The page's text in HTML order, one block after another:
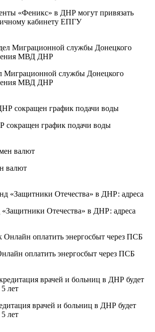
«Феникс» в ДНР могут привязать
кабинету ЕПГУ
Миграционной службы Донецкого
МВД ДНР
график подачи воды
валют
Отечества» в ДНР: адреса
оплатить энергосбыт через ПСБ
врачей и больниц в ДНР будет
лет